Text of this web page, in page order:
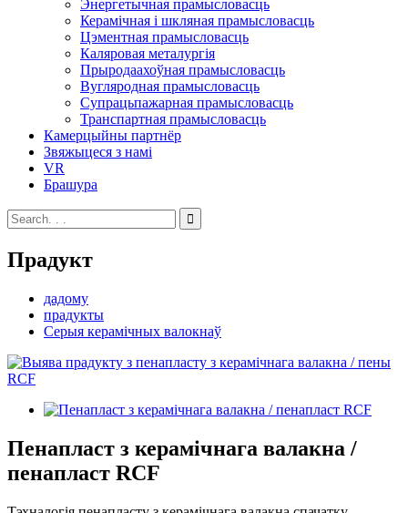
Энергетычная прамысловасць
Керамічная і шкляная прамысловасць
Цэментная прамысловасць
Каляровая металургія
Прыродаахоўная прамысловасць
Вугляродная прамысловасць
Супрацьпажарная прамысловасць
Транспартная прамысловасць
Камерцыйны партнёр
Звяжыцеся з намі
VR
Брашура
Прадукт
дадому
прадукты
Серыя керамічных валокнаў
Пенапласт з керамічнага валакна /
пенапласт RCF